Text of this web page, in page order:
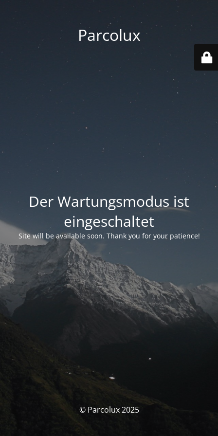
Parcolux
Der Wartungsmodus ist
eingeschaltet
Site will be available soon. Thank you for your patience!
© Parcolux 2025